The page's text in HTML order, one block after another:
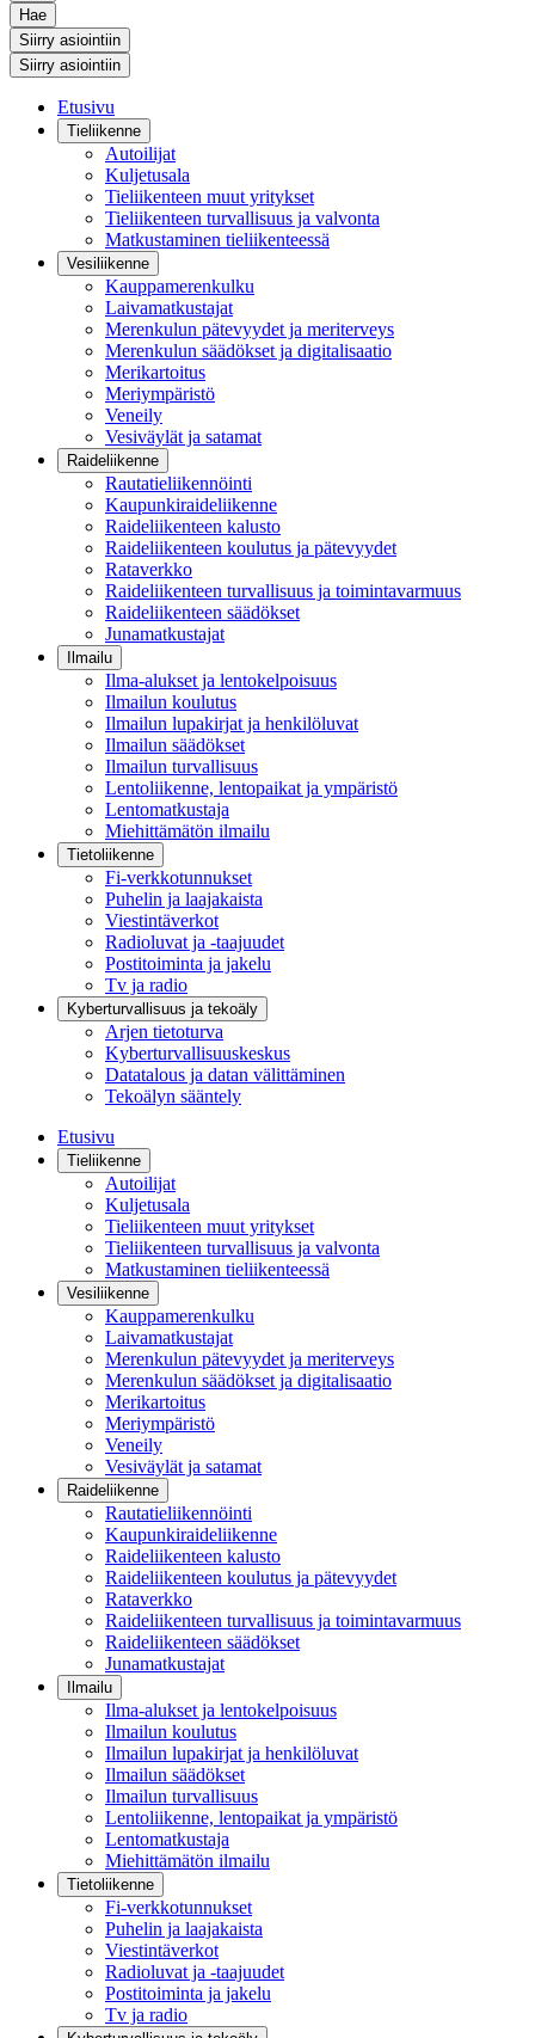
Hae
Siirry asiointiin
Siirry asiointiin
Etusivu
Tieliikenne
Autoilijat
Kuljetusala
Tieliikenteen muut yritykset
Tieliikenteen turvallisuus ja valvonta
Matkustaminen tieliikenteessä
Vesiliikenne
Kauppamerenkulku
Laivamatkustajat
Merenkulun pätevyydet ja meriterveys
Merenkulun säädökset ja digitalisaatio
Merikartoitus
Meriympäristö
Veneily
Vesiväylät ja satamat
Raideliikenne
Rautatieliikennöinti
Kaupunkiraideliikenne
Raideliikenteen kalusto
Raideliikenteen koulutus ja pätevyydet
Rataverkko
Raideliikenteen turvallisuus ja toimintavarmuus
Raideliikenteen säädökset
Junamatkustajat
Ilmailu
Ilma-alukset ja lentokelpoisuus
Ilmailun koulutus
Ilmailun lupakirjat ja henkilöluvat
Ilmailun säädökset
Ilmailun turvallisuus
Lentoliikenne, lentopaikat ja ympäristö
Lentomatkustaja
Miehittämätön ilmailu
Tietoliikenne
Fi-verkkotunnukset
Puhelin ja laajakaista
Viestintäverkot
Radioluvat ja -taajuudet
Postitoiminta ja jakelu
Tv ja radio
Kyberturvallisuus ja tekoäly
Arjen tietoturva
Kyberturvallisuuskeskus
Datatalous ja datan välittäminen
Tekoälyn sääntely
Etusivu
Tieliikenne
Autoilijat
Kuljetusala
Tieliikenteen muut yritykset
Tieliikenteen turvallisuus ja valvonta
Matkustaminen tieliikenteessä
Vesiliikenne
Kauppamerenkulku
Laivamatkustajat
Merenkulun pätevyydet ja meriterveys
Merenkulun säädökset ja digitalisaatio
Merikartoitus
Meriympäristö
Veneily
Vesiväylät ja satamat
Raideliikenne
Rautatieliikennöinti
Kaupunkiraideliikenne
Raideliikenteen kalusto
Raideliikenteen koulutus ja pätevyydet
Rataverkko
Raideliikenteen turvallisuus ja toimintavarmuus
Raideliikenteen säädökset
Junamatkustajat
Ilmailu
Ilma-alukset ja lentokelpoisuus
Ilmailun koulutus
Ilmailun lupakirjat ja henkilöluvat
Ilmailun säädökset
Ilmailun turvallisuus
Lentoliikenne, lentopaikat ja ympäristö
Lentomatkustaja
Miehittämätön ilmailu
Tietoliikenne
Fi-verkkotunnukset
Puhelin ja laajakaista
Viestintäverkot
Radioluvat ja -taajuudet
Postitoiminta ja jakelu
Tv ja radio